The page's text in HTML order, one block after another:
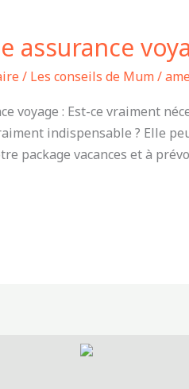
assurance
/ Les conseils de Mum/
voyage : Est-ce vraiment
indispensable ? Elle
package vacances et à